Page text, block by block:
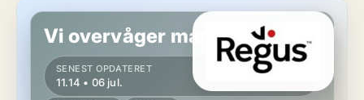
Kontorhotel i København S
Vi overvåger markedet!
SENEST OPDATERET
11.14 • 06 jul.